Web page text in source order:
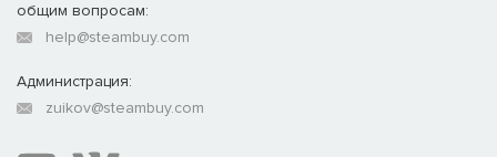
общим вопросам:
help@steambuy.com
Администрация:
zuikov@steambuy.com